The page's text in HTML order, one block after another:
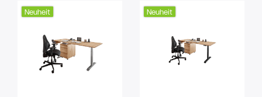
Neuheit Neuheit